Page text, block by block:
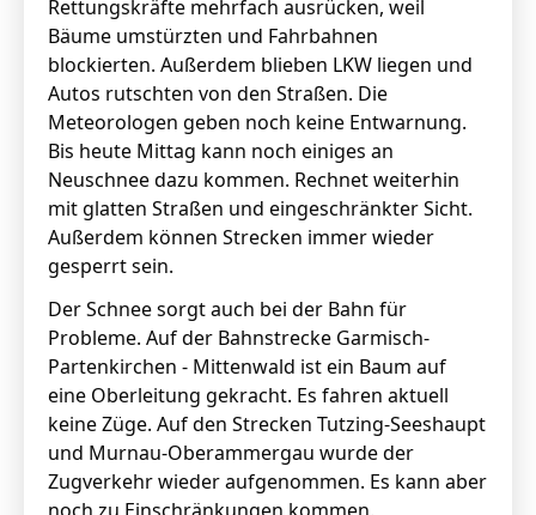
Rettungskräfte mehrfach ausrücken, weil
Bäume umstürzten und Fahrbahnen
blockierten. Außerdem blieben LKW liegen und
Autos rutschten von den Straßen. Die
Meteorologen geben noch keine Entwarnung.
Bis heute Mittag kann noch einiges an
Neuschnee dazu kommen. Rechnet weiterhin
mit glatten Straßen und eingeschränkter Sicht.
Außerdem können Strecken immer wieder
gesperrt sein.
Der Schnee sorgt auch bei der Bahn für
Probleme. Auf der Bahnstrecke Garmisch-
Partenkirchen - Mittenwald ist ein Baum auf
eine Oberleitung gekracht. Es fahren aktuell
keine Züge. Auf den Strecken Tutzing-Seeshaupt
und Murnau-Oberammergau wurde der
Zugverkehr wieder aufgenommen. Es kann aber